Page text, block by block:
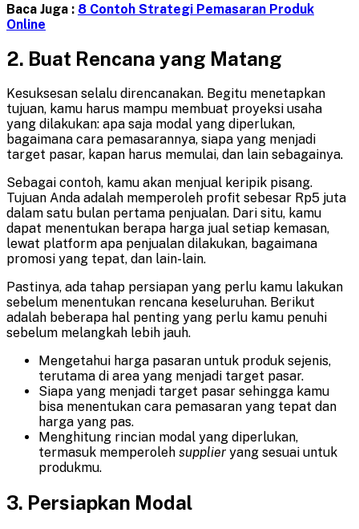
Baca Juga : 8 Contoh Strategi Pemasaran Produk
Online
2. Buat Rencana yang Matang
Kesuksesan selalu direncanakan. Begitu menetapkan
tujuan, kamu harus mampu membuat proyeksi usaha
yang dilakukan: apa saja modal yang diperlukan,
bagaimana cara pemasarannya, siapa yang menjadi
target pasar, kapan harus memulai, dan lain sebagainya.
Sebagai contoh, kamu akan menjual keripik pisang.
Tujuan Anda adalah memperoleh profit sebesar Rp5 juta
dalam satu bulan pertama penjualan. Dari situ, kamu
dapat menentukan berapa harga jual setiap kemasan,
lewat platform apa penjualan dilakukan, bagaimana
promosi yang tepat, dan lain-lain.
Pastinya, ada tahap persiapan yang perlu kamu lakukan
sebelum menentukan rencana keseluruhan. Berikut
adalah beberapa hal penting yang perlu kamu penuhi
sebelum melangkah lebih jauh.
Mengetahui harga pasaran untuk produk sejenis,
terutama di area yang menjadi target pasar.
Siapa yang menjadi target pasar sehingga kamu
bisa menentukan cara pemasaran yang tepat dan
harga yang pas.
Menghitung rincian modal yang diperlukan,
termasuk memperoleh supplier yang sesuai untuk
produkmu.
3. Persiapkan Modal